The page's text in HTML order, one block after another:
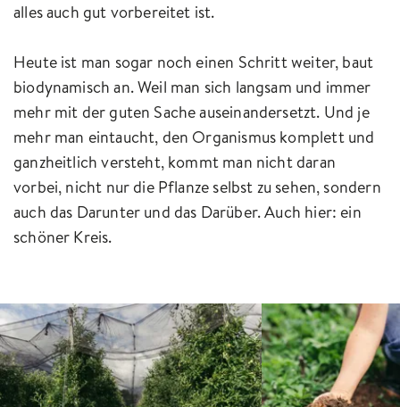
alles auch gut vorbereitet ist.
Heute ist man sogar noch einen Schritt weiter, baut
biodynamisch an. Weil man sich langsam und immer
mehr mit der guten Sache auseinandersetzt. Und je
mehr man eintaucht, den Organismus komplett und
ganzheitlich versteht, kommt man nicht daran
vorbei, nicht nur die Pflanze selbst zu sehen, sondern
auch das Darunter und das Darüber. Auch hier: ein
schöner Kreis.